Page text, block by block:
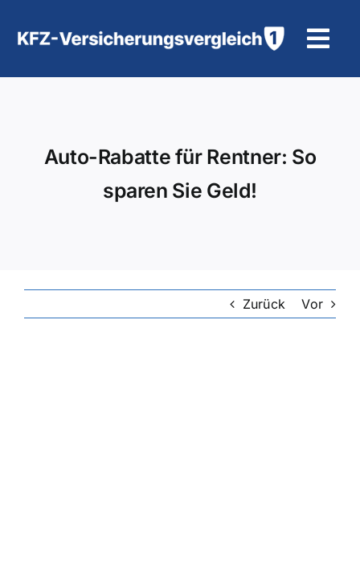
Inhalt
Hilfe und Kontakt
Auto-Rabatte für Rentner: So
sparen Sie Geld!
Zurück Vor